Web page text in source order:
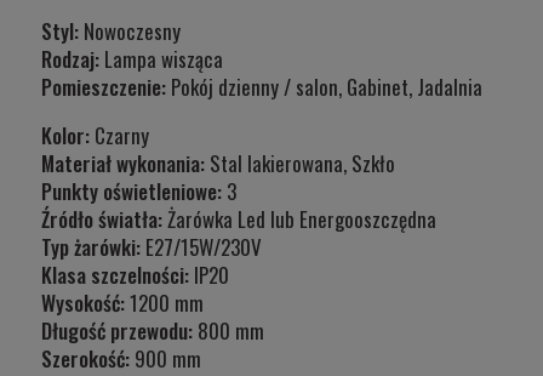
Styl: Nowoczesny
Rodzaj: Lampa wisząca
Pomieszczenie: Pokój dzienny / salon, Gabinet, Jadalnia
Kolor: Czarny
Materiał wykonania: Stal lakierowana, Szkło
Punkty oświetleniowe: 3
Źródło światła:Żarówka Led lub Energooszczędna
Typ żarówki: E27/15W/230V
Klasa szczelności: IP20
Wysokość:1200 mm
Długość przewodu: 800 mm
Szerokość: 900 mm